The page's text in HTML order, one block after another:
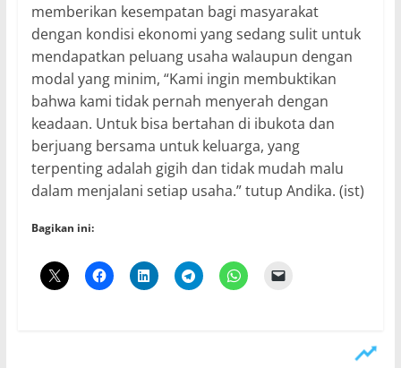
memberikan kesempatan bagi masyarakat
dengan kondisi ekonomi yang sedang sulit untuk
mendapatkan peluang usaha walaupun dengan
modal yang minim, “Kami ingin membuktikan
bahwa kami tidak pernah menyerah dengan
keadaan. Untuk bisa bertahan di ibukota dan
berjuang bersama untuk keluarga, yang
terpenting adalah gigih dan tidak mudah malu
dalam menjalani setiap usaha.” tutup Andika. (ist)
Bagikan ini: